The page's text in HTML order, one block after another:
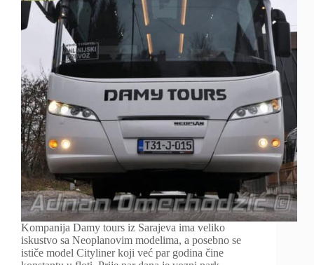
Kompanija Damy tours iz Sarajeva ima veliko
iskustvo sa Neoplanovim modelima, a posebno se
ističe model Cityliner koji već par godina čine